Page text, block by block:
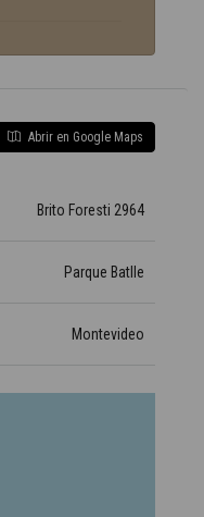
Abrir en Google Maps
Brito Foresti 2964
Parque Batlle
Montevideo